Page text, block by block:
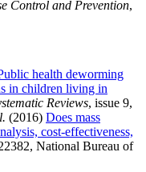
Control and Prevention,
health deworming
in children living in
Reviews, issue 9,
(2016) Does mass
cost-effectiveness,
National Bureau of